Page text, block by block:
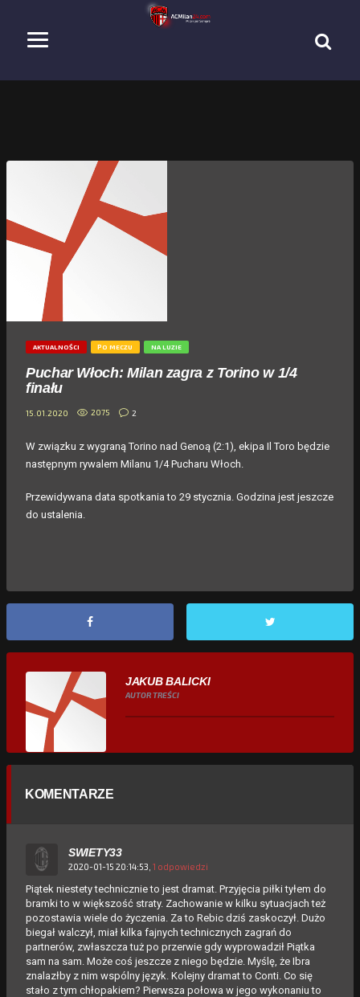
AKTUALNOŚCI PO MECZU NA LUZIE
Puchar Włoch: Milan zagra z Torino w 1/4
finału
15.01.2020 2075 2
W związku z wygraną Torino nad Genoą (2:1), ekipa Il Toro będzie
następnym rywalem Milanu 1/4 Pucharu Włoch.
Przewidywana data spotkania to 29 stycznia. Godzina jest jeszcze
do ustalenia.
JAKUB BALICKI
AUTOR TREŚCI
KOMENTARZE
SWIETY33
2020-01-15 20:14:53, 1 odpowiedzi
Piątek niestety technicznie to jest dramat. Przyjęcia piłki tyłem do
bramki to w większość straty. Zachowanie w kilku sytuacjach też
pozostawia wiele do życzenia. Za to Rebic dziś zaskoczył. Dużo
biegał walczył, miał kilka fajnych technicznych zagrań do
partnerów, zwłaszcza tuż po przerwie gdy wyprowadził Piątka
sam na sam. Może coś jeszcze z niego będzie. Myślę, że Ibra
znalazłby z nim wspólny język. Kolejny dramat to Conti. Co się
stało z tym chłopakiem? Pierwsza połowa w jego wykonaniu to